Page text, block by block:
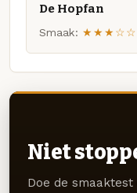
De Hopfan
Smaak: ★★★☆☆
Niet
Doe de